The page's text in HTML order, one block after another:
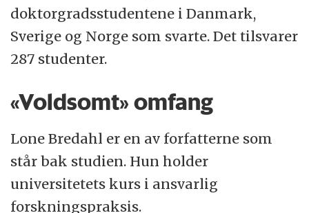
doktorgradsstudentene i Danmark,
Sverige og Norge som svarte. Det tilsvarer
287 studenter.
«Voldsomt» omfang
Lone Bredahl er en av forfatterne som
står bak studien. Hun holder
universitetets kurs i ansvarlig
forskningspraksis.